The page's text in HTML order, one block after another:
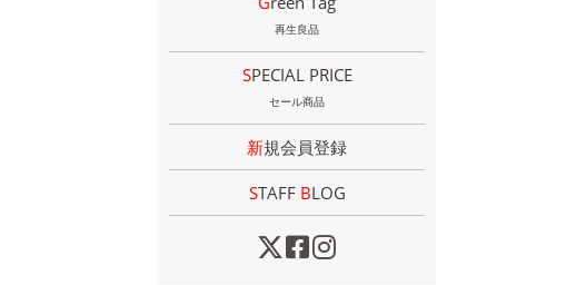
再生良品
SPECIAL PRICE
セール商品
新規会員登録
STAFF BLOG